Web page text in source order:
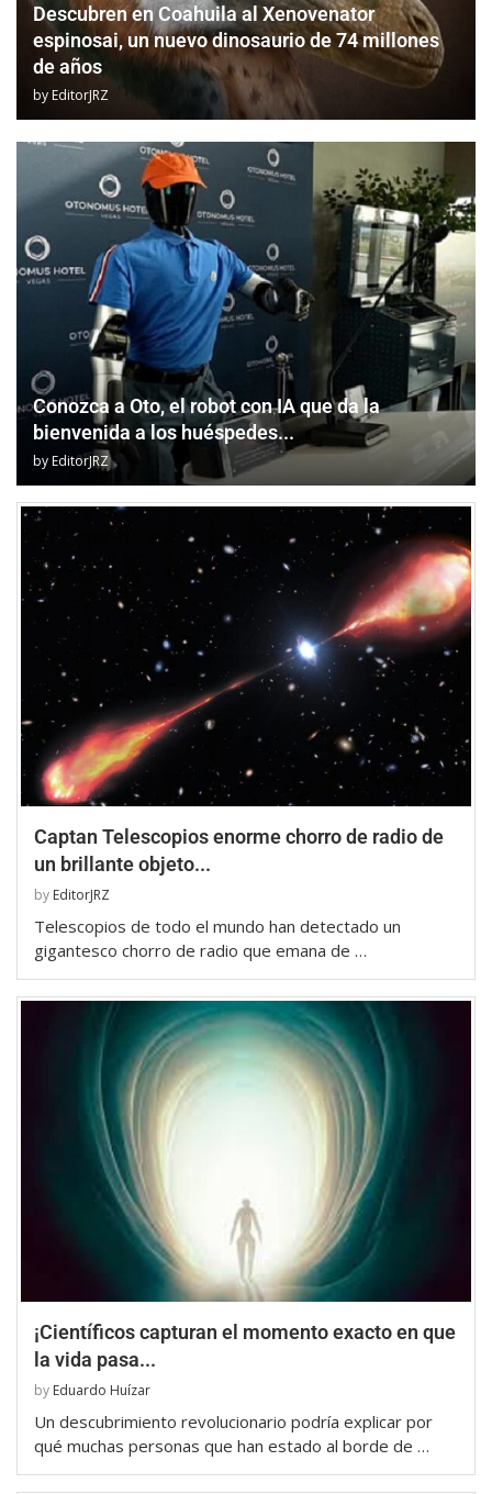
Descubren en Coahuila al Xenovenator
espinosai, un nuevo dinosaurio de 74 millones
de años
by EditorJRZ
Conozca a Oto, el robot con IA que da la
bienvenida a los huéspedes...
by EditorJRZ
Captan Telescopios enorme chorro de radio de
un brillante objeto...
by EditorJRZ
Telescopios de todo el mundo han detectado un
gigantesco chorro de radio que emana de …
¡Científicos capturan el momento exacto en que
la vida pasa...
by Eduardo Huízar
Un descubrimiento revolucionario podría explicar por
qué muchas personas que han estado al borde de …